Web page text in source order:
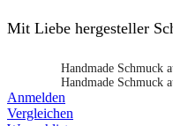
Mit Liebe hergesteller
Handmade Schmuck
Handmade Schmuck
Anmelden
Vergleichen